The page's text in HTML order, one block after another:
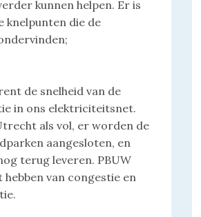
kunnen helpen. Er is
knelpunten die de
de snelheid van de
in ons elektriciteitsnet.
als vol, er worden de
aangesloten, en
terug leveren. PBUW
van congestie en